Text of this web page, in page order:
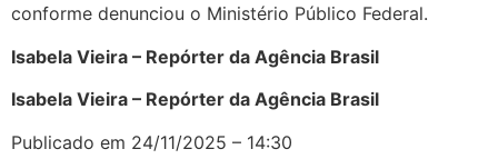
conforme denunciou o Ministério Público Federal.
Isabela Vieira – Repórter da Agência Brasil
Isabela Vieira – Repórter da Agência Brasil
Publicado em 24/11/2025 – 14:30